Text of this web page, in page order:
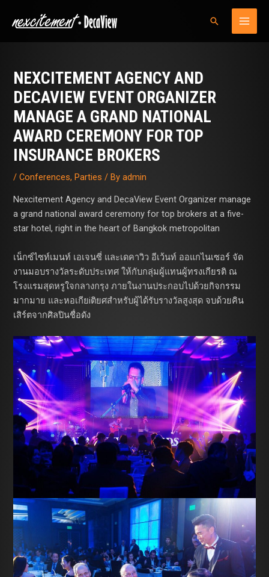
Search
NEXCITEMENT AGENCY AND
DECAVIEW EVENT ORGANIZER
MANAGE A GRAND NATIONAL
AWARD CEREMONY FOR TOP
INSURANCE BROKERS
/Conferences,Parties / Byadmin
Nexcitement Agency and DecaView Event Organizer manage
a grand national award ceremony for top brokers at a five-
star hotel, right in the heart of Bangkok metropolitan
เน็กซ์ไซท์เมนท์ เอเจนซี่ และเดคาวิว อีเว้นท์ ออแกไนเซอร์ จัด
งานมอบรางวัลระดับประเทศ ให้กับกลุ่มผู้แทนผู้ทรงเกียรติ ณ
โรงแรมสุดหรูใจกลางกรุง ภายในงานประกอบไปด้วยกิจกรรม
มากมาย และหอเกียiติยศสำหรับผู้ได้รับรางวัลสูงสุด จบด้วยคิน
เสิร์ตจากศิลปินชื่อดัง